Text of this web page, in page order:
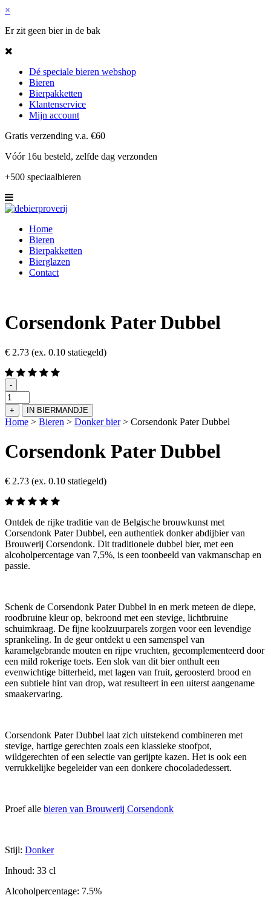
×
Er zit geen bier in de bak
Dé speciale bieren webshop
Bieren
Bierpakketten
Klantenservice
Mijn account
Gratis verzending v.a. €60
Vóór 16u besteld, zelfde dag verzonden
+500 speciaalbieren
Home
Bieren
Bierpakketten
Bierglazen
Contact
Corsendonk Pater Dubbel
€ 2.73 (ex. 0.10 statiegeld)
-
Corsendonk
Pater
Dubbel
aantal
+ IN BIERMANDJE
Home > Bieren > Donker bier> Corsendonk Pater Dubbel
Corsendonk Pater Dubbel
€ 2.73 (ex. 0.10 statiegeld)
Ontdek de rijke traditie van de Belgische brouwkunst met
Corsendonk Pater Dubbel, een authentiek donker abdijbier van
Brouwerij Corsendonk. Dit traditionele dubbel bier, met een
alcoholpercentage van 7,5%, is een toonbeeld van vakmanschap en
passie.
Schenk de Corsendonk Pater Dubbel in en merk meteen de diepe,
roodbruine kleur op, bekroond met een stevige, lichtbruine
schuimkraag. De fijne koolzuurparels zorgen voor een levendige
sprankeling. In de geur ontdekt u een samenspel van
karamelgebrande mouten en rijpe vruchten, gecomplementeerd door
een mild rokerige toets. Een slok van dit bier onthult een
evenwichtige bitterheid, met lagen van fruit, geroosterd brood en
een subtiele hint van drop, wat resulteert in een uiterst aangename
smaakervaring.
Corsendonk Pater Dubbel laat zich uitstekend combineren met
stevige, hartige gerechten zoals een klassieke stoofpot,
wildgerechten of een selectie van gerijpte kazen. Het is ook een
verrukkelijke begeleider van een donkere chocoladedessert.
Proef alle bieren van Brouwerij Corsendonk
Stijl: Donker
Inhoud: 33 cl
Alcoholpercentage: 7.5%